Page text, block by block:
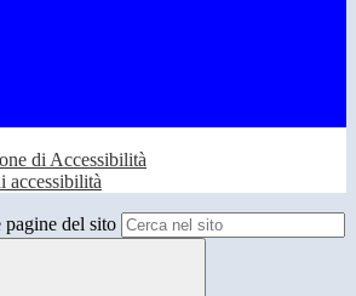
di Accessibilità
accessibilità
del sito